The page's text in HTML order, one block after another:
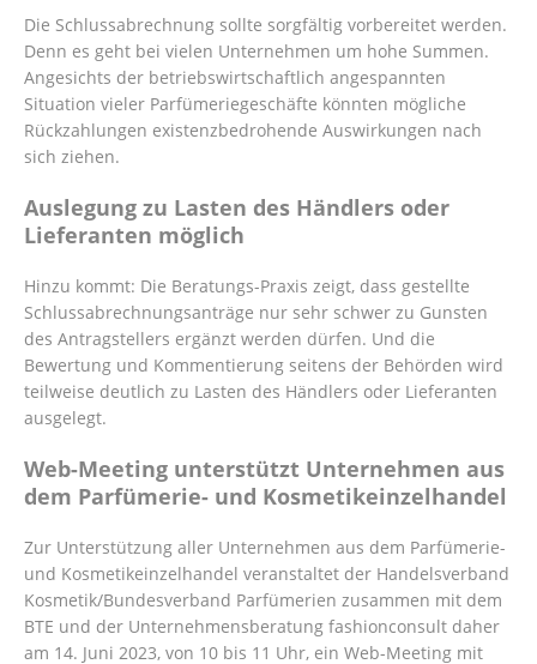
Die Schlussabrechnung sollte sorgfältig vorbereitet werden.
Denn es geht bei vielen Unternehmen um hohe Summen.
Angesichts der betriebswirtschaftlich angespannten
Situation vieler Parfümeriegeschäfte könnten mögliche
Rückzahlungen existenzbedrohende Auswirkungen nach
sich ziehen.
Auslegung zu Lasten des Händlers oder
Lieferanten möglich
Hinzu kommt: Die Beratungs-Praxis zeigt, dass gestellte
Schlussabrechnungsanträge nur sehr schwer zu Gunsten
des Antragstellers ergänzt werden dürfen. Und die
Bewertung und Kommentierung seitens der Behörden wird
teilweise deutlich zu Lasten des Händlers oder Lieferanten
ausgelegt.
Web-Meeting unterstützt Unternehmen aus
dem Parfümerie- und Kosmetikeinzelhandel
Zur Unterstützung aller Unternehmen aus dem Parfümerie-
und Kosmetikeinzelhandel veranstaltet der Handelsverband
Kosmetik/Bundesverband Parfümerien zusammen mit dem
BTE und der Unternehmensberatung fashionconsult daher
am 14. Juni 2023, von 10 bis 11 Uhr, ein Web-Meeting mit